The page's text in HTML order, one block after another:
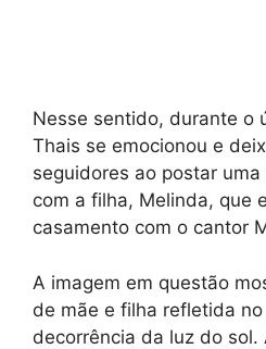
Nesse sentido, durante o
Thais se emocionou e
seguidores ao postar
com a filha, Melinda, que
casamento com o cantor
A imagem em questão
de mãe e filha refletida
decorrência da luz do sol.